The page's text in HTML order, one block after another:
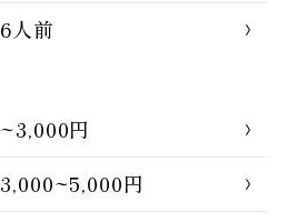
6人前
~3,000円
3,000~5,000円